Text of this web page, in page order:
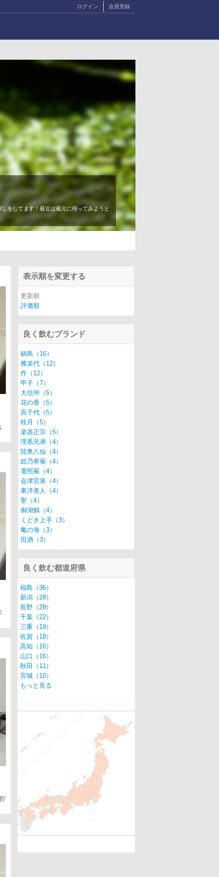
ログイン 会員登録
をしてます！最近は蔵元に伺ってみようと
表示順を変更する
更新順
評価順
良く飲むブランド
鍋島（16）
雅楽代（12）
作（12）
甲子（7）
大信州（5）
花の香（5）
高千代（5）
桂月（5）
楽器正宗（5）
理系兄弟（4）
陸奥八仙（4）
総乃寒菊（4）
電照菊（4）
会津宮泉（4）
東洋美人（4）
聖（4）
御湖鶴（4）
くどき上手（3）
亀の海（3）
田酒（3）
良く飲む都道府県
福島（36）
新潟（28）
長野（28）
千葉（22）
三重（19）
佐賀（18）
高知（16）
山口（16）
秋田（11）
宮城（10）
もっと見る